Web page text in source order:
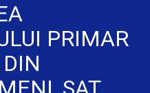
PRIMAR